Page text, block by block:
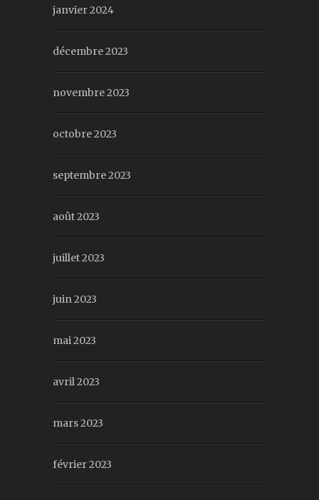
janvier 2024
décembre 2023
novembre 2023
octobre 2023
septembre 2023
août 2023
juillet 2023
juin 2023
mai 2023
avril 2023
mars 2023
février 2023